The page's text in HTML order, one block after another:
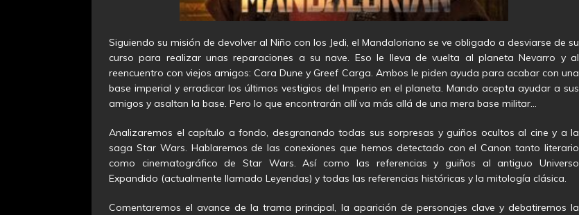
Siguiendo su misión de devolver al Niño con los Jedi, el Mandaloriano se ve obligado a desviarse de su
curso para realizar unas reparaciones a su nave. Eso le lleva de vuelta al planeta Nevarro y al
reencuentro con viejos amigos: Cara Dune y Greef Carga. Ambos le piden ayuda para acabar con una
base imperial y erradicar los últimos vestigios del Imperio en el planeta. Mando acepta ayudar a sus
amigos y asaltan la base. Pero lo que encontrarán allí va más allá de una mera base militar…
Analizaremos el capítulo a fondo, desgranando todas sus sorpresas y guiños ocultos al cine y a la
saga Star Wars. Hablaremos de las conexiones que hemos detectado con el Canon tanto literario
como cinematográfico de Star Wars. Así como las referencias y guiños al antiguo Universo
Expandido (actualmente llamado Leyendas) y todas las referencias históricas y la mitología clásica.
Comentaremos el avance de la trama principal, la aparición de personajes clave y debatiremos la